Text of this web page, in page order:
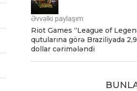
Əvvəlki paylaşım
Riot Games “League of
qutularına görə Braziliyada
dollar cərimələndi